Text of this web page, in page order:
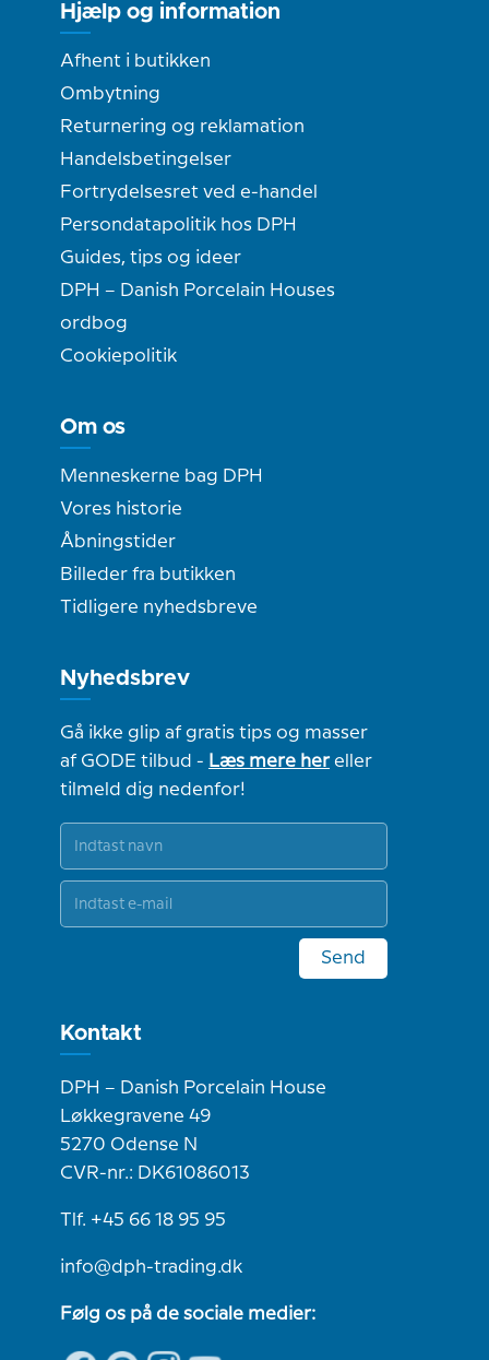
Hjælp og information
Afhent i butikken
Ombytning
Returnering og reklamation
Handelsbetingelser
Fortrydelsesret ved e-handel
Persondatapolitik hos DPH
Guides, tips og ideer
DPH – Danish Porcelain Houses
ordbog
Cookiepolitik
Om os
Menneskerne bag DPH
Vores historie
Åbningstider
Billeder fra butikken
Tidligere nyhedsbreve
Nyhedsbrev
Gå ikke glip af gratis tips og masser
af GODE tilbud - Læs mere hereller
tilmeld dig nedenfor!
Send
Kontakt
DPH – Danish Porcelain House
Løkkegravene 49
5270 Odense N
CVR-nr.: DK61086013
Tlf. +45 66 18 95 95
info@dph-trading.dk
Følg os på de sociale medier: